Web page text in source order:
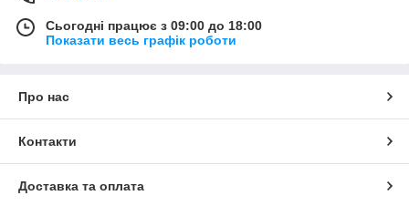
Сьогодні працює з 09:00 до 18:00
Показати весь графік роботи
Про нас
Контакти
Доставка та оплата